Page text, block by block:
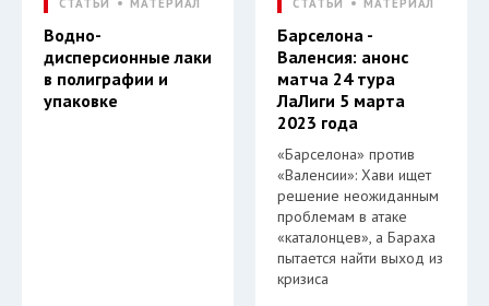
СТАТЬИ МАТЕРИАЛ
Водно-
дисперсионные лаки
в полиграфии и
упаковке
СТАТЬИ МАТЕРИАЛ
Барселона -
Валенсия: анонс
матча 24 тура
ЛаЛиги 5 марта
2023 года
«Барселона» против
«Валенсии»: Хави ищет
решение неожиданным
проблемам в атаке
«каталонцев», а Бараха
пытается найти выход из
кризиса